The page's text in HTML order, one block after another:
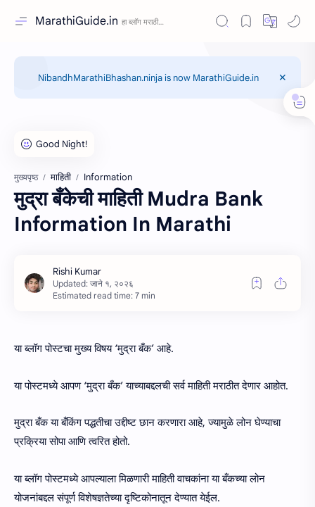
MarathiGuide.in
NibandhMarathiBhashan.ninja is now MarathiGuide.in
मुख्यपृष्ठ माहिती Information
मुद्रा बँकेची माहिती Mudra Bank
Information In Marathi
Estimated read time: 7 min
या ब्लॉग पोस्टचा मुख्य विषय ‘मुद्रा बँक’ आहे.
या पोस्टमध्ये आपण ‘मुद्रा बँक’ याच्याबद्दलची सर्व माहिती मराठीत देणार आहोत.
मुद्रा बँक या बँकिंग पद्धतीचा उद्दीष्ट छान करणारा आहे, ज्यामुळे लोन घेण्याचा
प्रक्रिया सोपा आणि त्वरित होतो.
या ब्लॉग पोस्टमध्ये आपल्याला मिळणारी माहिती वाचकांना या बँकच्या लोन
योजनांबद्दल संपूर्ण विशेषज्ञतेच्या दृष्टिकोनातून देण्यात येईल.